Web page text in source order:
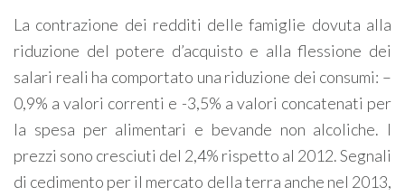
La contrazione dei redditi delle famiglie dovuta alla
riduzione del potere d’acquisto e alla flessione dei
salari reali ha comportato una riduzione dei consumi: –
0,9% a valori correnti e -3,5% a valori concatenati per
la spesa per alimentari e bevande non alcoliche. I
prezzi sono cresciuti del 2,4% rispetto al 2012. Segnali
di cedimento per il mercato della terra anche nel 2013,